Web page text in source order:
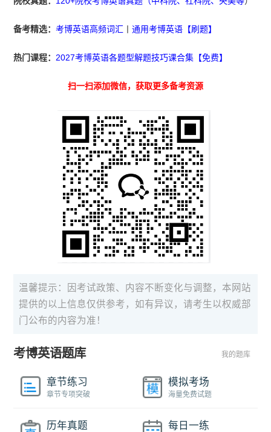
备考精选：考博英语高频词汇 丨通用考博英语【刷题】
热门课程： 2027考博英语各题型解题技巧课合集【免费】
扫一扫添加微信，获取更多备考资源
温馨提示：因考试政策、内容不断变化与调整，本网站
提供的以上信息仅供参考，如有异议，请考生以权威部
门公布的内容为准！
考博英语题库 我的题库
章节练习
章节专项突破
模拟考场
海量免费试题
历年真题 每日一练